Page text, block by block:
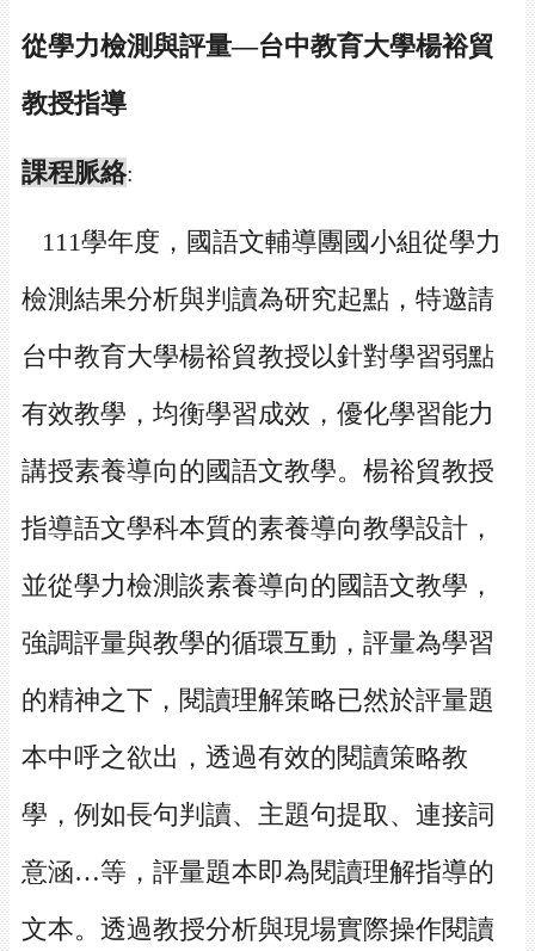
從學力檢測與評量—台中教育大學楊裕貿
教授指導
課程脈絡:
111學年度，國語文輔導團國小組從學力
檢測結果分析與判讀為研究起點，特邀請
台中教育大學楊裕貿教授以針對學習弱點
有效教學，均衡學習成效，優化學習能力
講授素養導向的國語文教學。楊裕貿教授
指導語文學科本質的素養導向教學設計，
並從學力檢測談素養導向的國語文教學，
強調評量與教學的循環互動，評量為學習
的精神之下，閱讀理解策略已然於評量題
本中呼之欲出，透過有效的閱讀策略教
學，例如長句判讀、主題句提取、連接詞
意涵…等，評量題本即為閱讀理解指導的
文本。透過教授分析與現場實際操作閱讀